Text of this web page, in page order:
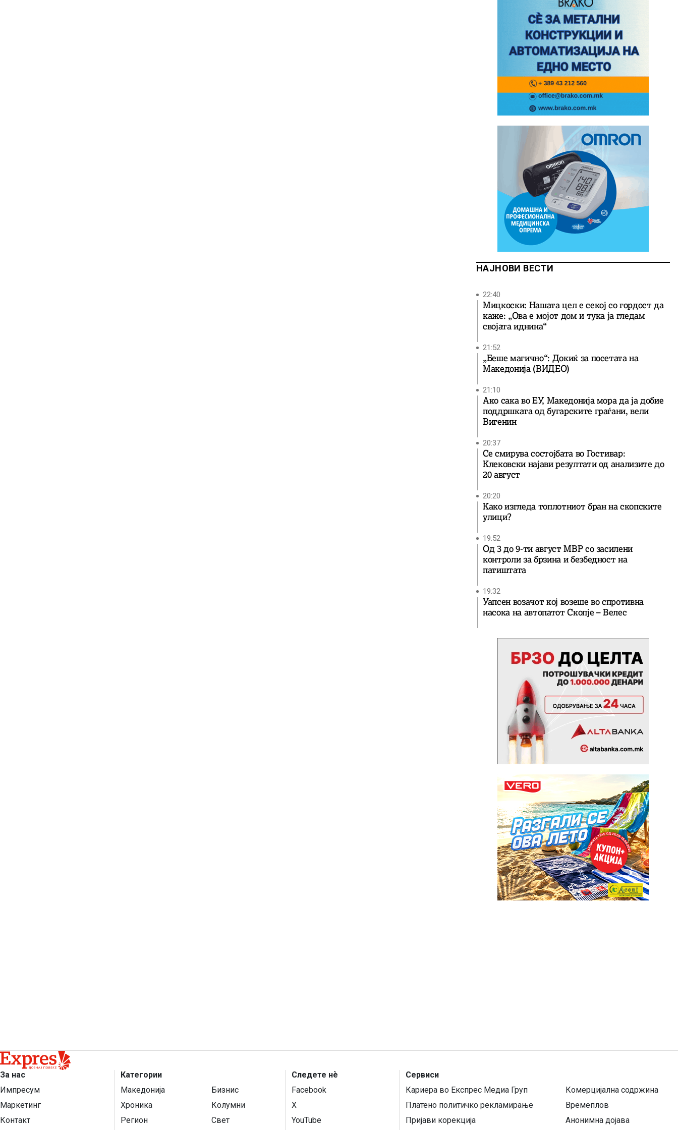
НАЈНОВИ ВЕСТИ
22:40
Мицкоски: Нашата цел е секој со гордост да
каже: „Ова е мојот дом и тука ја гледам
својата иднина“
21:52
„Беше магично“: Докиќ за посетата на
Македонија (ВИДЕО)
21:10
Ако сака во ЕУ, Македонија мора да ја добие
поддршката од бугарските граѓани, вели
Вигенин
20:37
Се смирува состојбата во Гостивар:
Клековски најави резултати од анализите до
20 август
20:20
Како изгледа топлотниот бран на скопските
улици?
19:52
Од 3 до 9-ти август МВР со засилени
контроли за брзина и безбедност на
патиштата
19:32
Уапсен возачот кој возеше во спротивна
насока на автопатот Скопје – Велес
За нас
Импресум
Маркетинг
Контакт
Категории
Македонија
Бизнис
Хроника
Колумни
Регион
Свет
Следете нѐ
Facebook
X
YouTube
Сервиси
Кариера во Експрес Медиа Груп
Комерцијална содржина
Платено политичко рекламирање
Времеплов
Пријави корекција
Анонимна дојава